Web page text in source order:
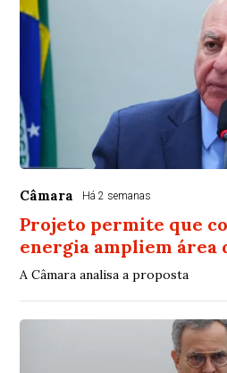
Câmara Há 2 semanas
Projeto permite que
energia ampliem área
A Câmara analisa a proposta